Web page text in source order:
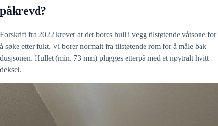
påkrevd?
Forskrift fra 2022 krever at det bores hull i vegg tilstøtende våtsone for
å søke etter fukt. Vi borer normalt fra tilstøtende rom for å måle bak
dusjsonen. Hullet (min. 73 mm) plugges etterpå med et nøytralt hvitt
deksel.